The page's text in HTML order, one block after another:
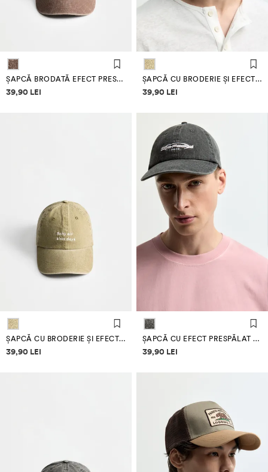
ȘAPCĂ BRODATĂ EFECT PRESPĂLAT
Informații despre prețuri
39,90 LEI
ȘAPCĂ CU BRODERIE ȘI EFECT PRESPĂLAT
Informații despre prețuri
39,90 LEI
ȘAPCĂ CU BRODERIE ȘI EFECT PRESPĂLAT
Informații despre prețuri
39,90 LEI
ȘAPCĂ CU EFECT PRESPĂLAT ȘI BRODERIE
Informații despre prețuri
39,90 LEI